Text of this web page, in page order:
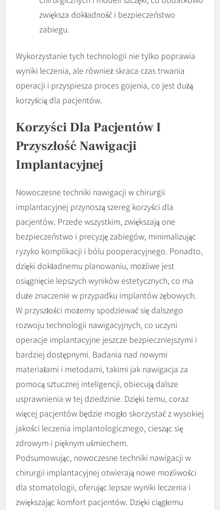
zwiększa dokładność i bezpieczeństwo
zabiegu.
Wykorzystanie tych technologii nie tylko poprawia
wyniki leczenia, ale również skraca czas trwania
operacji i przyspiesza proces gojenia, co jest dużą
korzyścią dla pacjentów.
Korzyści Dla Pacjentów I
Przyszłość Nawigacji
Implantacyjnej
Nowoczesne techniki nawigacji w chirurgii
implantacyjnej przynoszą szereg korzyści dla
pacjentów. Przede wszystkim, zwiększają one
bezpieczeństwo i precyzję zabiegów, minimalizując
ryzyko komplikacji i bólu pooperacyjnego. Ponadto,
dzięki dokładnemu planowaniu, możliwe jest
osiągnięcie lepszych wyników estetycznych, co ma
duże znaczenie w przypadku implantów zębowych.
W przyszłości możemy spodziewać się dalszego
rozwoju technologii nawigacyjnych, co uczyni
operacje implantacyjne jeszcze bezpieczniejszymi i
bardziej dostępnymi. Badania nad nowymi
materiałami i metodami, takimi jak nawigacja za
pomocą sztucznej inteligencji, obiecują dalsze
usprawnienia w tej dziedzinie. Dzięki temu, coraz
więcej pacjentów będzie mogło skorzystać z wysokiej
jakości leczenia implantologicznego, ciesząc się
zdrowym i pięknym uśmiechem.
Podsumowując, nowoczesne techniki nawigacji w
chirurgii implantacyjnej otwierają nowe możliwości
dla stomatologii, oferując lepsze wyniki leczenia i
zwiększając komfort pacjentów. Dzięki ciągłemu